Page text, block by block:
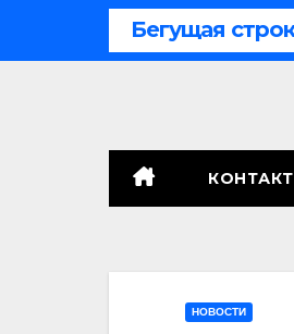
Бегущая
Система больше не монолитна
НОВОСТИ